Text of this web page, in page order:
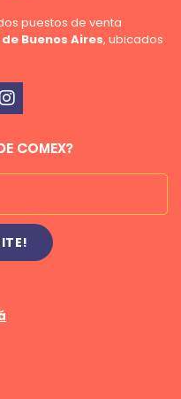
puestos de venta
Buenos Aires, ubicados
COMEX?